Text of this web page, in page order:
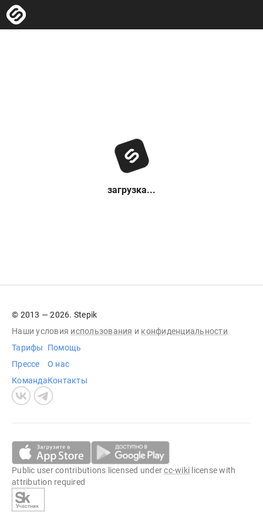
загрузка...
© 2013 — 2026. Stepik
Наши условия использования и конфиденциальности
Тарифы
Прессе
Команда
Помощь
О нас
Контакты
Public user contributions licensed undercc-wiki license with
attribution required